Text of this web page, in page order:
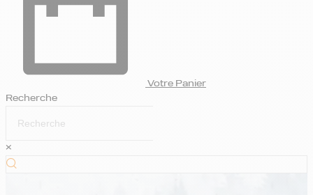
Votre Panier
Recherche
×